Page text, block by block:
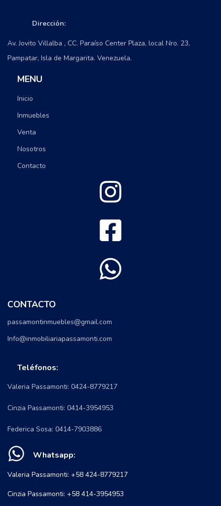
Dirección:
Av. Jovito Villalba , CC. Paraíso Center Plaza, local Nro. 23,
Pampatar, Isla de Margarita. Venezuela.
MENU
Inicio
Inmuebles
Venta
Nosotros
Contacto
CONTACTO
passamontinmuebles@gmail.com
Info@inmobiliariapassamonti.com
Teléfonos:
Valeria Passamonti: 0424-8779217
Cinzia Passamonti: 0414-3954953
Federica Sosa: 0414-7903886
Whatsapp:
Valeria Passamonti: +58 424-8779217
Cinzia Passamonti: +58 414-3954953